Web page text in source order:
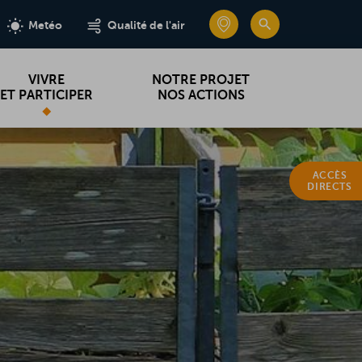
Metéo Qualité de l'air CARTE
Metéo Qualité de l'air CARTE
VIVRE
ET PARTICIPER
NOTRE PROJET
NOS ACTIONS
ACCÈS
DIRECTS